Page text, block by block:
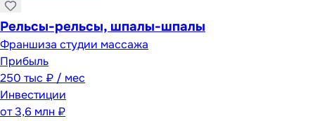
Рельсы-рельсы, шпалы-шпалы
Франшиза студии массажа
Прибыль
250 тыс ₽ / мес
Инвестиции
от3,6 млн ₽